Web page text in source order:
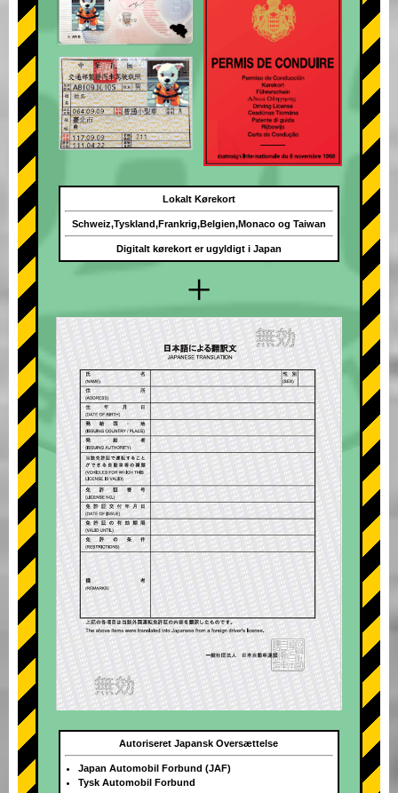
+
Lokalt Kørekort
Schweiz,Tyskland,Frankrig,Belgien,Monaco og Taiwan
Digitalt kørekort er ugyldigt i Japan
Autoriseret Japansk Oversættelse
Japan Automobil Forbund (JAF)
Tysk Automobil Forbund